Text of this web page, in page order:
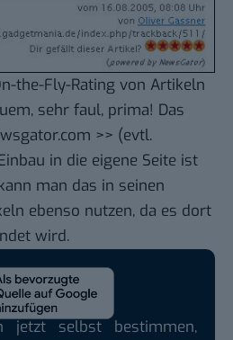
the-Fly-Rating von Artikeln
sehr faul, prima! Das
>> (evtl.
in die eigene Seite ist
man das in seinen
ebenso nutzen, da es dort
wird.
jetzt selbst bestimmen,